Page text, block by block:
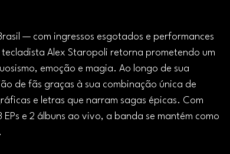
— com ingressos esgotados e performances
Alex Staropoli retorna prometendo um
emoção e magia. Ao longo de sua
de fãs graças à sua combinação única de
e letras que narram sagas épicas. Com
e 2 álbuns ao vivo, a banda se mantém como